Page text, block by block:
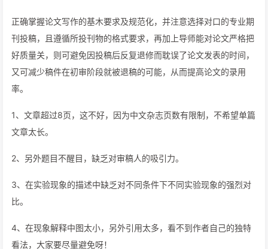
正确掌握论文写作的基木要求及规范化，并注意选择对口的专业期
刊投稿，且遵循所投刊物的格式要求，再加上导师能对论文严格把
好质量关，则可避免因投稿后反复退修而耽误了论文发表的时间，
又可减少稿件在初审阶段就被退稿的可能，从而提高论文的录用
率。
1、文章超过8页，这不好，因为中文杂志页数有限制，不希望单篇
文章太长。
2、另外题目不醒目，缺乏对审稿人的吸引力。
3、在实验现象的描述中缺乏对不同条件下不同实验现象的强烈对
比。
4、在现象解释中图太小，另外引用太多，看不到作者自己的独特
看法，大家要尽量避免呀！